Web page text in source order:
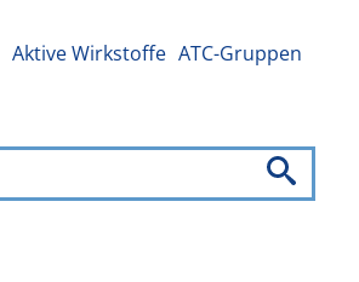
Aktive Wirkstoffe ATC-Gruppen